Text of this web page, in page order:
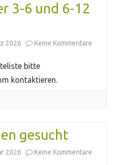
3-6 und 6-12
2026 Keine Kommentare
bitte
kontaktieren.
gesucht
2026 Keine Kommentare